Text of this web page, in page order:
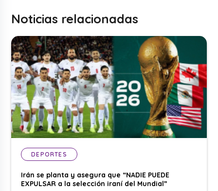
Noticias relacionadas
DEPORTES
Irán se planta y asegura que “NADIE PUEDE
EXPULSAR a la selección iraní del Mundial”